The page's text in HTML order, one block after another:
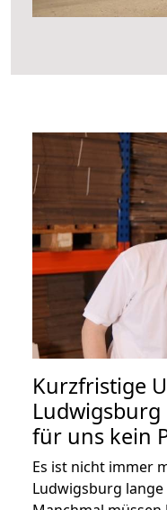
Kurzfristige
für uns kein
Es ist nicht immer
Ludwigsburg